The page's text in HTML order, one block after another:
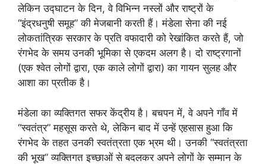
लेकिन उद्घाटन के दिन, वे विभिन्न नस्लों और राष्ट्रों के
“इंद्रधनुषी समूह” की मेजबानी करती हैं। मंडेला सेना की नई
लोकतांत्रिक सरकार के प्रति वफादारी को रेखांकित करते हैं, जो
रंगभेद के समय उनकी भूमिका से एकदम अलग है। दो राष्ट्रगानों
(एक श्वेत लोगों द्वारा, एक काले लोगों द्वारा) का गायन सुलह और
आशा का प्रतीक है।
मंडेला का व्यक्तिगत सफर केंद्रीय है। बचपन में, वे अपने गाँव में
“स्वतंत्र” महसूस करते थे, लेकिन बाद में उन्हें एहसास हुआ कि
रंगभेद के तहत उनकी स्वतंत्रता एक भ्रम थी। उनकी “स्वतंत्रता
की भूख” व्यक्तिगत इच्छाओं से बदलकर अपने लोगों के सम्मान के